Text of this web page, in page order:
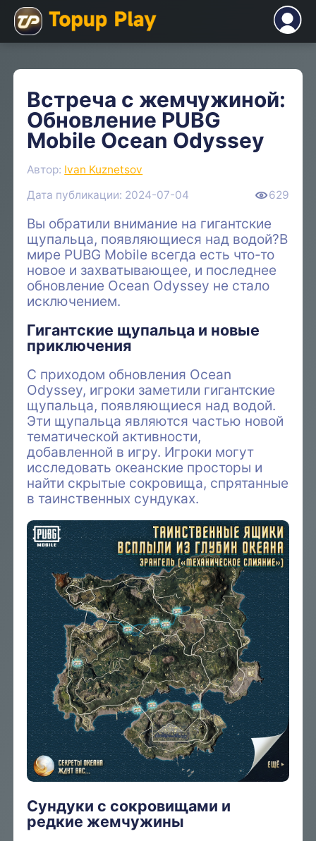
Встреча с жемчужиной:
Обновление PUBG
Mobile Ocean Odyssey
Автор: Ivan Kuznetsov
Дата публикации: 2024-07-04
629
Вы обратили внимание на гигантские
щупальца, появляющиеся над водой?В
мире PUBG Mobile всегда есть что-то
новое и захватывающее, и последнее
обновление Ocean Odyssey не стало
исключением.
Гигантские щупальца и новые
приключения
С приходом обновления Ocean
Odyssey, игроки заметили гигантские
щупальца, появляющиеся над водой.
Эти щупальца являются частью новой
тематической активности,
добавленной в игру. Игроки могут
исследовать океанские просторы и
найти скрытые сокровища, спрятанные
в таинственных сундуках.
Сундуки с сокровищами и
редкие жемчужины